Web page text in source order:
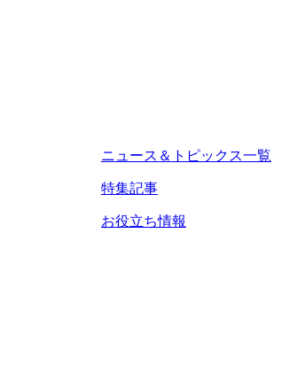
ニュース＆トピックス一覧
特集記事
お役立ち情報